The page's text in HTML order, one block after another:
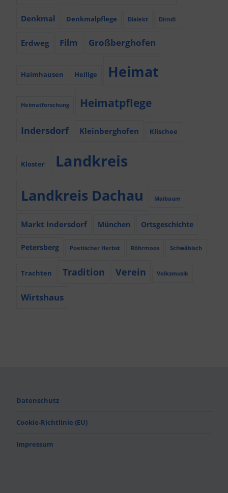
Denkmal Denkmalpflege Dialekt Dirndl
Erdweg Film Großberghofen
Haimhausen Heilige Heimat
Heimatforschung Heimatpflege
Indersdorf Kleinberghofen Klischee
Kloster Landkreis
Landkreis Dachau Maibaum
Markt Indersdorf München Ortsgeschichte
Petersberg Poetischer Herbst Röhrmoos Schwäbisch
Trachten Tradition Verein Volksmusik
Wirtshaus
Datenschutz
Cookie-Richtlinie (EU)
Impressum